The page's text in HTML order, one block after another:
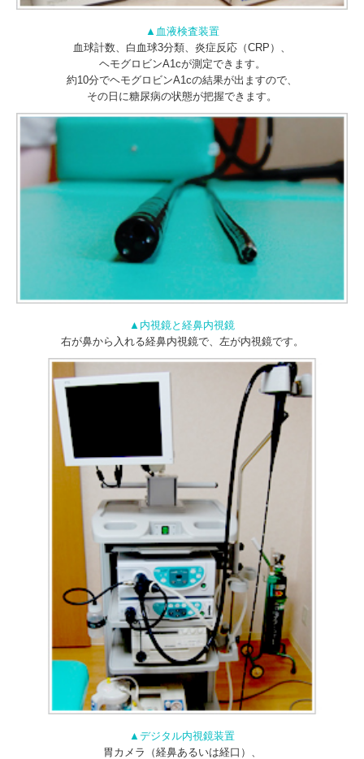
▲血液検査装置
血球計数、白血球3分類、炎症反応（CRP）、
ヘモグロビンA1cが測定できます。
約10分でヘモグロビンA1cの結果が出ますので、
その日に糖尿病の状態が把握できます。
▲内視鏡と経鼻内視鏡
右が鼻から入れる経鼻内視鏡で、左が内視鏡です。
▲デジタル内視鏡装置
胃カメラ（経鼻あるいは経口）、